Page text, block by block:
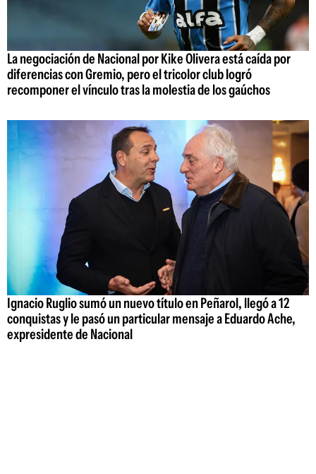
La negociación de Nacional por Kike Olivera está caída por
diferencias con Gremio, pero el tricolor club logró
recomponer el vínculo tras la molestia de los gaúchos
Ignacio Ruglio sumó un nuevo título en Peñarol, llegó a 12
conquistas y le pasó un particular mensaje a Eduardo Ache,
expresidente de Nacional